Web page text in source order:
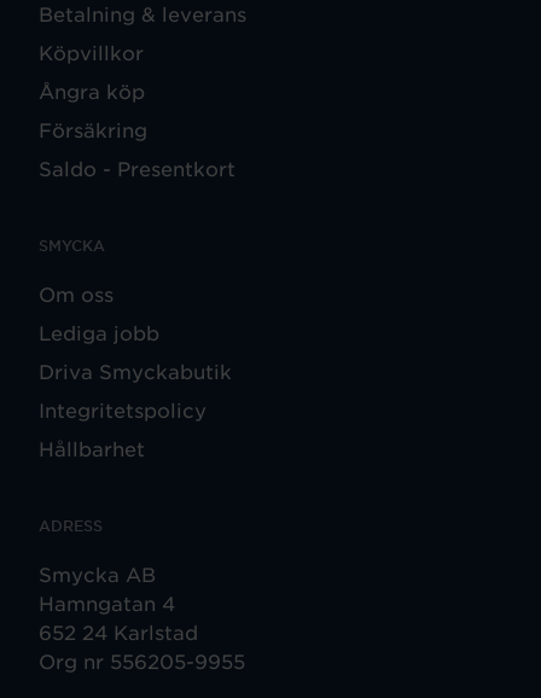
Betalning & leverans
Köpvillkor
Ångra köp
Försäkring
Saldo - Presentkort
SMYCKA
Om oss
Lediga jobb
Driva Smyckabutik
Integritetspolicy
Hållbarhet
ADRESS
Smycka AB
Hamngatan 4
652 24 Karlstad
Org nr 556205-9955